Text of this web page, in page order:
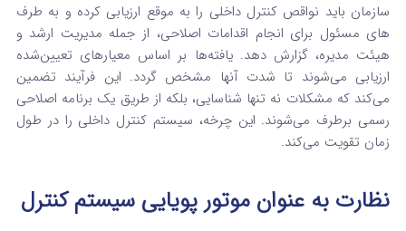
سازمان باید نواقص کنترل داخلی را به موقع ارزیابی کرده و به طرف‌
های مسئول برای انجام اقدامات اصلاحی، از جمله مدیریت ارشد و
هیئت مدیره، گزارش دهد.یافته‌ها بر اساس معیارهای تعیین‌شده
ارزیابی می‌شوند تا شدت آنها مشخص گردد. این فرآیند تضمین
می‌کند که مشکلات نه تنها شناسایی، بلکه از طریق یک برنامه اصلاحی
رسمی برطرف می‌شوند. این چرخه، سیستم کنترل داخلی را در طول
زمان تقویت می‌کند.
نظارت به عنوان موتور پویایی سیستم کنترل